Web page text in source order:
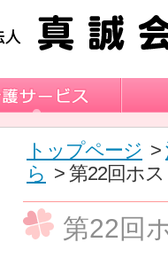
トップページ >
ら > 第22回ホ
第22回